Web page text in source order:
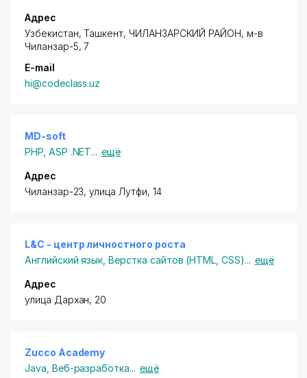
Адрес
Узбекистан, Ташкент, ЧИЛАНЗАРСКИЙ РАЙОН, м-в
Чиланзар-5, 7
E-mail
hi@codeclass.uz
MD-soft
PHP, ASP .NET... ещё
Адрес
Чиланзар-23, улица Лутфи, 14
L&C - центр личностного роста
Английский язык ,Верстка сайтов (HTML, CSS)... ещё
Адрес
улица Дархан, 20
Zucco Academy
Java Веб-разработка... ещё